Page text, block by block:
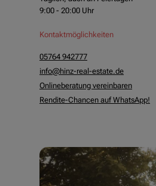
9:00 - 20:00 Uhr
Kontaktmöglichkeiten
05764 942777
info@hinz-real-estate.de
Onlineberatung vereinbaren
Rendite-Chancen auf WhatsApp!